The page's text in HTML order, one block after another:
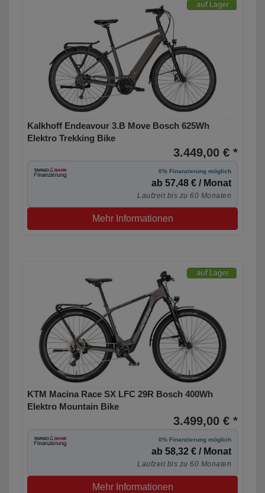
Kalkhoff Endeavour 3.B Move Bosch 625Wh
Elektro Trekking Bike
3.449,00 € *
0% Finanzierung möglich
ab 57,48 € / Monat
Laufzeit bis zu 60 Monaten
Mehr Informationen
KTM Macina Race SX LFC 29R Bosch 400Wh
Elektro Mountain Bike
3.499,00 € *
0% Finanzierung möglich
ab 58,32 € / Monat
Laufzeit bis zu 60 Monaten
Mehr Informationen